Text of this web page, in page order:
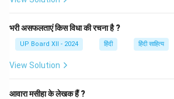
भरी असफलताएं किस विधा की रचना है ?
UP Board XII - 2024 हिंदी हिंदी साहित्य
View Solution
आवारा मसीहा के लेखक हैं ?